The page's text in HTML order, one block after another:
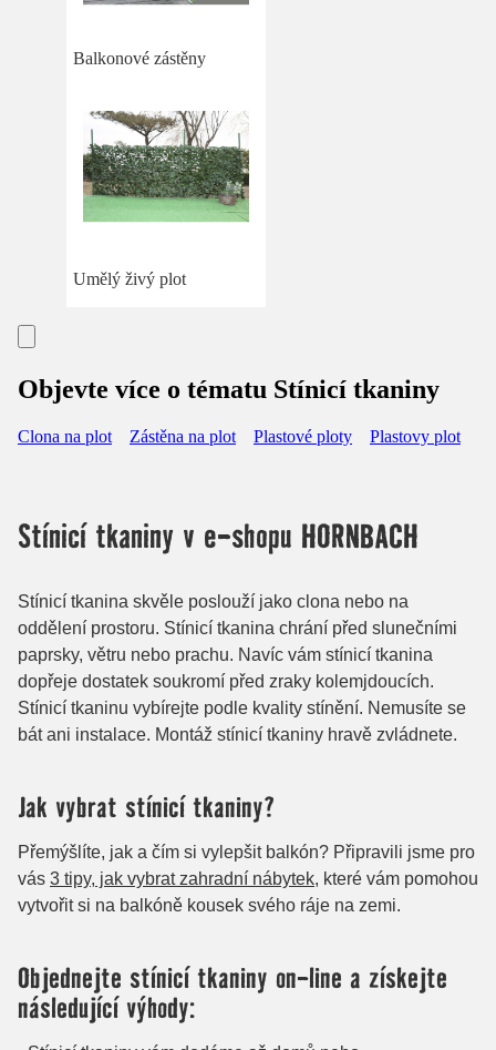
Balkonové zástěny
Umělý živý plot
Objevte více o tématu Stínicí tkaniny
Clona na plot Zástěna na plot Plastové ploty Plastovy plot